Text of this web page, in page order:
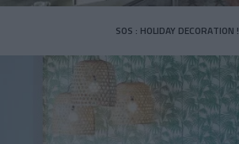
SOS : HOLIDAY DECORATION !